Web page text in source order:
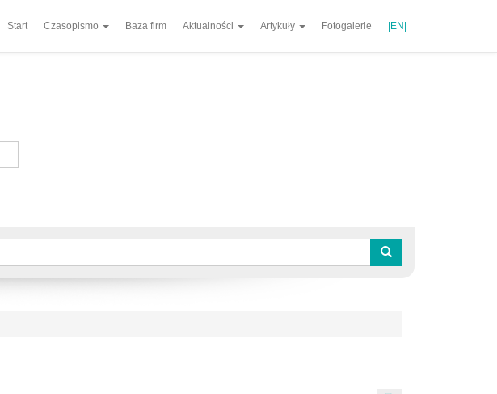
Start Czasopismo Baza firm Aktualności Artykuły Fotogalerie |EN|